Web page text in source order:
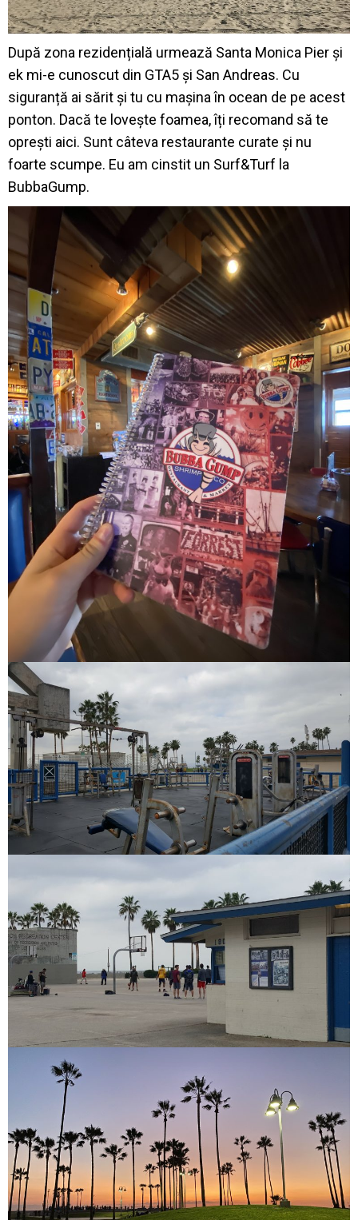
După zona rezidențială urmează Santa Monica Pier și
ek mi-e cunoscut din GTA5 și San Andreas. Cu
siguranță ai sărit și tu cu mașina în ocean de pe acest
ponton. Dacă te lovește foamea, îți recomand să te
oprești aici. Sunt câteva restaurante curate și nu
foarte scumpe. Eu am cinstit un Surf&Turf la
BubbaGump.